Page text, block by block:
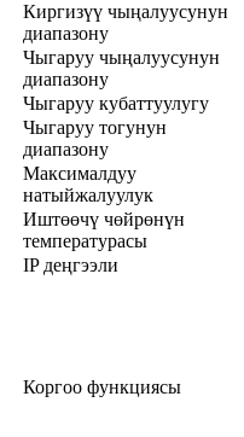
Киргизүү чыңалуусунун
диапазону
Чыгаруу чыңалуусунун
диапазону
Чыгаруу кубаттуулугу
Чыгаруу тогунун
диапазону
Максималдуу
натыйжалуулук
Иштөөчү чөйрөнүн
температурасы
IP деңгээли
Коргоо функциясы